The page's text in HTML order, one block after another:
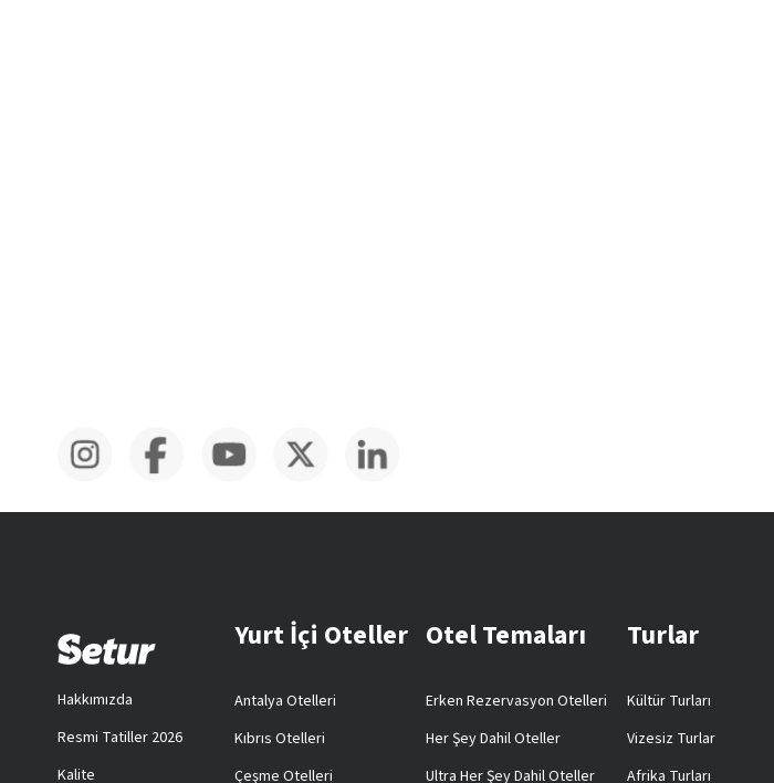
Hakkımızda
Resmi Tatiller 2026
Kalite
Yurt İçi Oteller
Antalya Otelleri
Kıbrıs Otelleri
Çeşme Otelleri
Otel Temaları
Erken Rezervasyon Otelleri
Her Şey Dahil Oteller
Ultra Her Şey Dahil Oteller
Turlar
Kültür Turları
Vizesiz Turlar
Afrika Turları